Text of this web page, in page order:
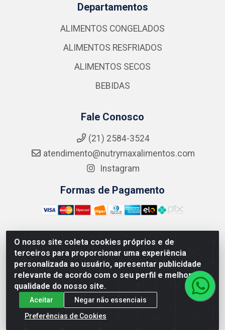
O nosso site coleta cookies próprios e de
terceiros para proporcionar uma experiência
personalizada ao usuário, apresentar publicidade
relevante de acordo com o seu perfil e melhorar a
qualidade do nosso site.
Aceitar
Negar não essenciais
Preferências de Cookies
Departamentos
ALIMENTOS CONGELADOS
ALIMENTOS RESFRIADOS
ALIMENTOS SECOS
BEBIDAS
Fale Conosco
(21) 2584-3524
atendimento@nutrymaxalimentos.com
Instagram
Formas de Pagamento
NUTRY MAX COMÉRCIO DE PRODUTOS ALIMENTICIOS
LTDA - RUA DO FEIJÃO, 721 PENHA CIRCULAR/RJ -
CNPJ: 15.796.122/0001-03